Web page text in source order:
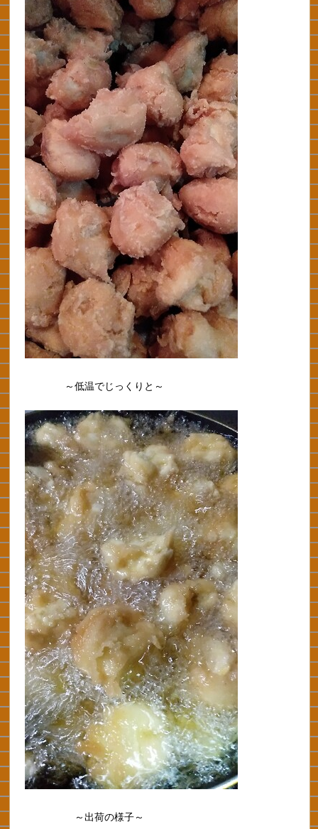
～低温でじっくりと～
～出荷の様子～